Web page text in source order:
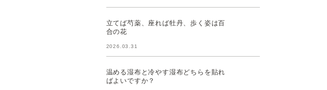
立てば芍薬、座れば牡丹、歩く姿は百
合の花
2026.03.31
温める湿布と冷やす湿布どちらを貼れ
ばよいですか？